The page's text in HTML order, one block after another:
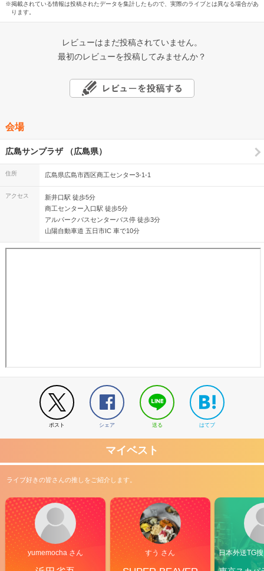
※掲載されている情報は投稿されたデータを集計したもので、実際のライブとは異なる場合があ
ります。
レビューはまだ投稿されていません。
最初のレビューを投稿してみませんか？
会場
広島サンプラザ （広島県）
住所 広島県広島市西区商工センター3-1-1
アクセス
新井口駅 徒歩5分
商工センター入口駅 徒歩5分
アルパークバスセンターバス停 徒歩3分
山陽自動車道 五日市IC 車で10分
ポスト シェア 送る はてブ
マイベスト
ライブ好きの皆さんの推しをご紹介します。
yumemocha さん すう さん 日本外送TG